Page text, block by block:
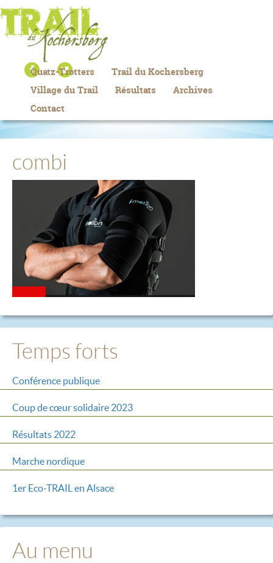
Quatz-Trotters
Trail du Kochersberg
Village du Trail
Résultats
Archives
Contact
combi
Temps forts
Conférence publique
Coup de cœur solidaire 2023
Résultats 2022
Marche nordique
1er Eco-TRAIL en Alsace
Au menu